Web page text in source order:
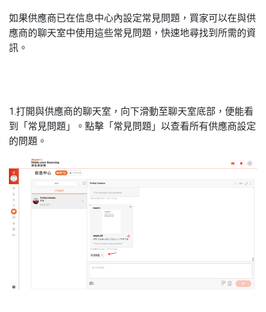
如果供應商已在信息中心內設定常見問題，買家可以在與供
應商的聊天室中使用這些常見問題，快速地尋找到所需的資
訊。
1.打開與供應商的聊天室，向下滑動至聊天室底部，便能看
到「常見問題」。點擊「常見問題」以查看所有供應商設定
的問題。